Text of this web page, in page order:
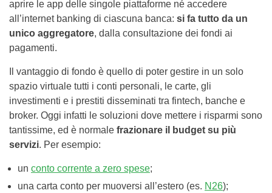
aprire le app delle singole piattaforme né accedere
all’internet banking di ciascuna banca: si fa tutto da un
unico aggregatore, dalla consultazione dei fondi ai
pagamenti.
Il vantaggio di fondo è quello di poter gestire in un solo
spazio virtuale tutti i conti personali, le carte, gli
investimenti e i prestiti disseminati tra fintech, banche e
broker. Oggi infatti le soluzioni dove mettere i risparmi sono
tantissime, ed è normale frazionare il budget su più
servizi. Per esempio:
un conto corrente a zero spese;
una carta conto per muoversi all’estero (es. N26);